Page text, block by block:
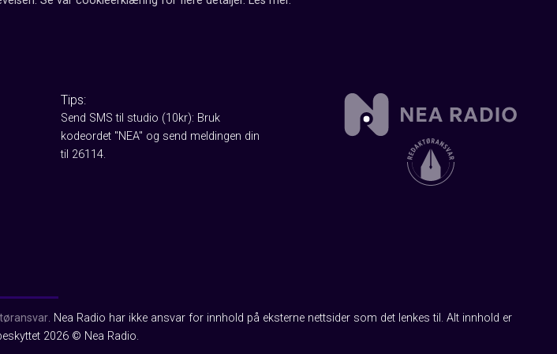
Tips:
Send SMS til studio (10kr): Bruk
kodeordet "NEA" og send meldingen din
til 26114.
. Nea Radio har ikke ansvar for innhold på eksterne nettsider som det lenkes til. Alt innhold er
2026 © Nea Radio.